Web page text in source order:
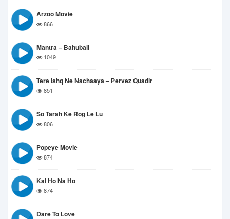
Arzoo Movie
866
Mantra – Bahubali
1049
Tere Ishq Ne Nachaaya – Pervez Quadir
851
So Tarah Ke Rog Le Lu
806
Popeye Movie
874
Kal Ho Na Ho
874
Dare To Love